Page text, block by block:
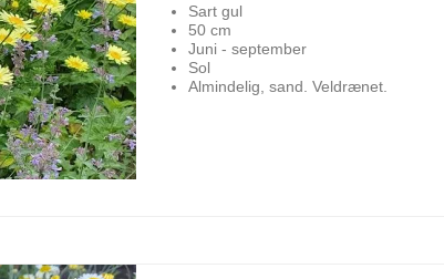
Sart gul
50 cm
Juni - september
Sol
Almindelig, sand. Veldrænet.